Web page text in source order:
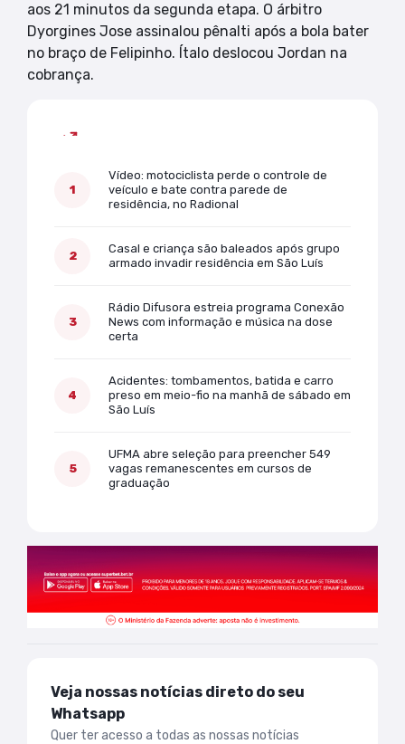
aos 21 minutos da segunda etapa. O árbitro
Dyorgines Jose assinalou pênalti após a bola bater
no braço de Felipinho. Ítalo deslocou Jordan na
cobrança.
Vídeo: motociclista perde o controle de
veículo e bate contra parede de
residência, no Radional
Casal e criança são baleados após grupo
armado invadir residência em São Luís
Rádio Difusora estreia programa Conexão
News com informação e música na dose
certa
Acidentes: tombamentos, batida e carro
preso em meio-fio na manhã de sábado em
São Luís
UFMA abre seleção para preencher 549
vagas remanescentes em cursos de
graduação
Veja nossas notícias direto do seu
Whatsapp
Quer ter acesso a todas as nossas notícias